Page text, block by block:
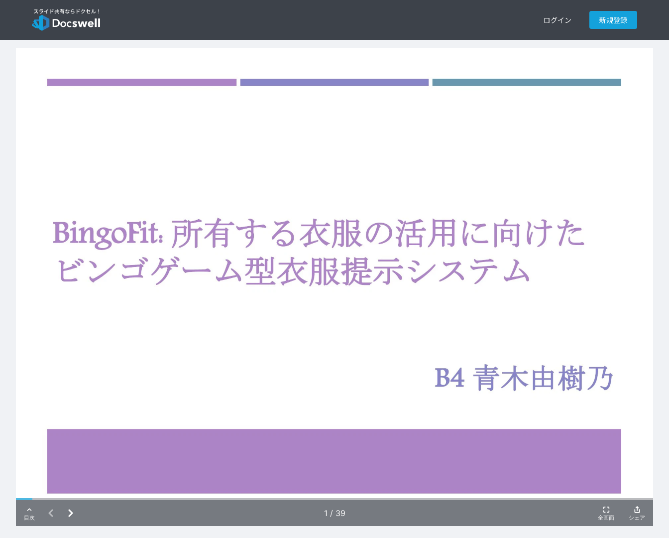
ログイン 新規登録